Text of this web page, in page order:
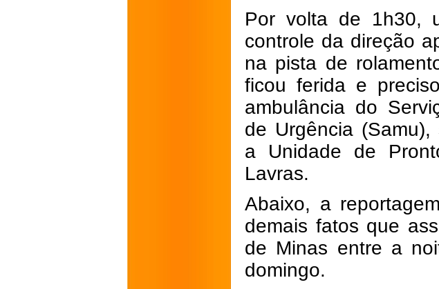
Por volta de 1h30,
controle da direção
na pista de
ficou ferida e
ambulância do
de Urgência
a Unidade de
Lavras.
Abaixo, a
demais fatos que
de Minas entre a
domingo.